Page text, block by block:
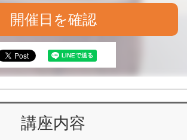
開催日を確認
講座内容